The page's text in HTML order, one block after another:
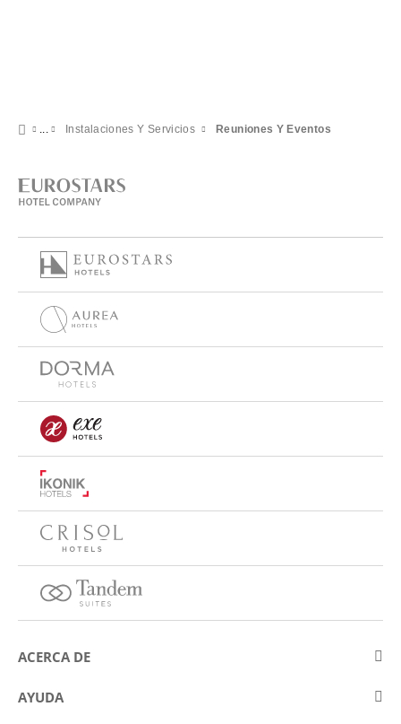
Instalaciones Y Servicios Reuniones Y Eventos
ACERCA DE
Sobre Eurostars Hotel Company
AYUDA